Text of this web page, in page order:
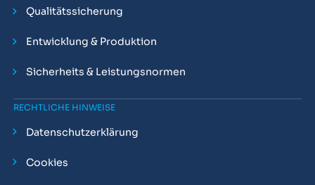
Qualitätssicherung
Entwicklung & Produktion
Sicherheits & Leistungsnormen
RECHTLICHE HINWEISE
Datenschutzerklärung
Cookies